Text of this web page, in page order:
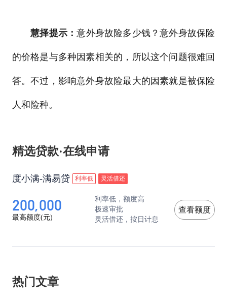
慧择提示：意外身故险多少钱？意外身故保险
的价格是与多种因素相关的，所以这个问题很难回
答。不过，影响意外身故险最大的因素就是被保险
人和险种。
精选贷款·在线申请
度小满-满易贷 利率低 灵活借还
200,000
最高额度(元)
利率低，额度高
极速审批
灵活借还，按日计息
查看额度
热门文章